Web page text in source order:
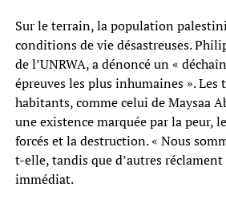
Sur le terrain, la population
conditions de vie désastreuses.
de l’UNRWA, a dénoncé un «
épreuves les plus inhumaines ». Les
habitants, comme celui de Maysaa
une existence marquée par la peur,
forcés et la destruction. « Nous
t-elle, tandis que d’autres
immédiat.